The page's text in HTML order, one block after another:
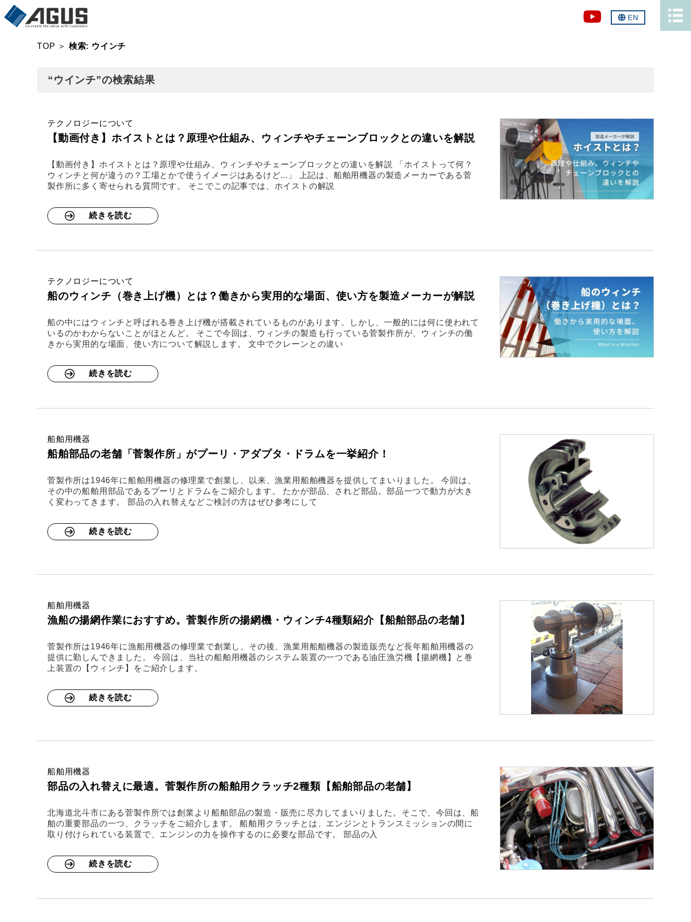
EN
TOP ＞ 検索: ウインチ
“ウインチ”の検索結果
テクノロジーについて
【動画付き】ホイストとは？原理や仕組み、ウィンチやチェーンブロックとの違いを解説
【動画付き】ホイストとは？原理や仕組み、ウィンチやチェーンブロックとの違いを解説 「ホイストって何？
ウィンチと何が違うの？工場とかで使うイメージはあるけど...」 上記は、船舶用機器の製造メーカーである菅
製作所に多く寄せられる質問です。 そこでこの記事では、ホイストの解説
続きを読む
テクノロジーについて
船のウィンチ（巻き上げ機）とは？働きから実用的な場面、使い方を製造メーカーが解説
船の中にはウィンチと呼ばれる巻き上げ機が搭載されているものがあります。しかし、一般的には何に使われて
いるのかわからないことがほとんど。 そこで今回は、ウィンチの製造も行っている菅製作所が、ウィンチの働
きから実用的な場面、使い方について解説します。 文中でクレーンとの違い
続きを読む
船舶用機器
船舶部品の老舗「菅製作所」がプーリ・アダプタ・ドラムを一挙紹介！
菅製作所は1946年に船舶用機器の修理業で創業し、以来、漁業用船舶機器を提供してまいりました。 今回は、
その中の船舶用部品であるプーリとドラムをご紹介します。 たかが部品、されど部品。部品一つで動力が大き
く変わってきます。 部品の入れ替えなどご検討の方はぜひ参考にして
続きを読む
船舶用機器
漁船の揚網作業におすすめ。菅製作所の揚網機・ウィンチ4種類紹介【船舶部品の老舗】
菅製作所は1946年に漁船用機器の修理業で創業し、その後、漁業用船舶機器の製造販売など長年船舶用機器の
提供に勤しんできました。 今回は、当社の船舶用機器のシステム装置の一つである油圧漁労機【揚網機】と巻
上装置の【ウィンチ】をご紹介します。
続きを読む
船舶用機器
部品の入れ替えに最適。菅製作所の船舶用クラッチ2種類【船舶部品の老舗】
北海道北斗市にある菅製作所では創業より船舶部品の製造・販売に尽力してまいりました。そこで、今回は、船
舶の重要部品の一つ、クラッチをご紹介します。 船舶用クラッチとは、エンジンとトランスミッションの間に
取り付けられている装置で、エンジンの力を操作するのに必要な部品です。 部品の入
続きを読む